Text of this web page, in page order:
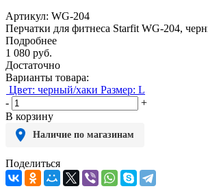
Артикул: WG-204
Перчатки для фитнеса Starfit WG-204,
Подробнее
1 080 руб.
Достаточно
Варианты товара:
Цвет: черный/хаки Размер: L
-
+
В корзину
Наличие по магазинам
Поделиться